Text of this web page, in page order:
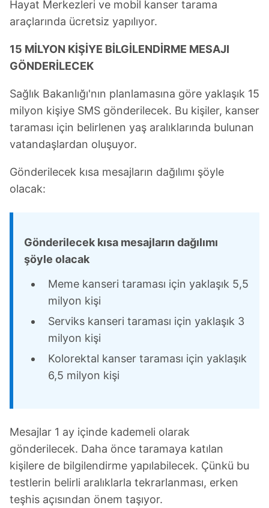
Hayat Merkezleri ve mobil kanser tarama
araçlarında ücretsiz yapılıyor.
15 MİLYON KİŞİYE BİLGİLENDİRME MESAJI
GÖNDERİLECEK
Sağlık Bakanlığı'nın planlamasına göre yaklaşık 15
milyon kişiye SMS gönderilecek. Bu kişiler, kanser
taraması için belirlenen yaş aralıklarında bulunan
vatandaşlardan oluşuyor.
Gönderilecek kısa mesajların dağılımı şöyle
olacak:
Gönderilecek kısa mesajların dağılımı
şöyle olacak
Meme kanseri taraması için yaklaşık 5,5
milyon kişi
Serviks kanseri taraması için yaklaşık 3
milyon kişi
Kolorektal kanser taraması için yaklaşık
6,5 milyon kişi
Mesajlar 1 ay içinde kademeli olarak
gönderilecek. Daha önce taramaya katılan
kişilere de bilgilendirme yapılabilecek. Çünkü bu
testlerin belirli aralıklarla tekrarlanması, erken
teşhis açısından önem taşıyor.